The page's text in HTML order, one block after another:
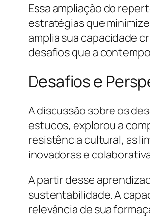
Essa ampliação do
estratégias que
amplia sua capacidade
desafios que a
Desafios e
A discussão sobre os
estudos, explorou a
resistência cultural, as
inovadoras e
A partir desse
sustentabilidade. A
relevância de sua